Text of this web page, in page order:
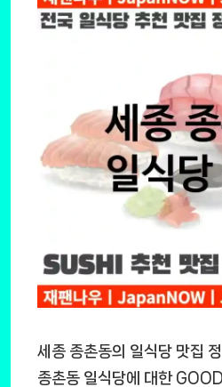
세종 종촌동의 일식당 맛집
종촌동 일식당에 대한